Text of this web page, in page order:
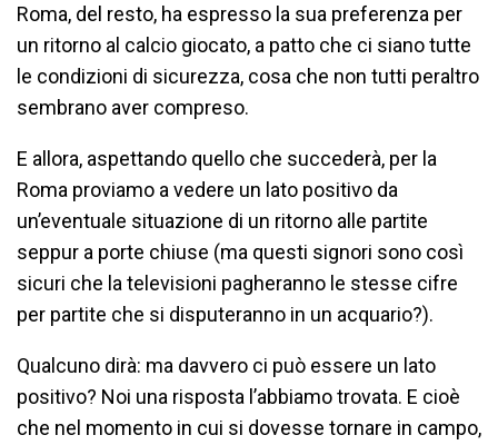
Roma, del resto, ha espresso la sua preferenza per
un ritorno al calcio giocato, a patto che ci siano tutte
le condizioni di sicurezza, cosa che non tutti peraltro
sembrano aver compreso.
E allora, aspettando quello che succederà, per la
Roma proviamo a vedere un lato positivo da
un’eventuale situazione di un ritorno alle partite
seppur a porte chiuse (ma questi signori sono così
sicuri che la televisioni pagheranno le stesse cifre
per partite che si disputeranno in un acquario?).
Qualcuno dirà: ma davvero ci può essere un lato
positivo? Noi una risposta l’abbiamo trovata. E cioè
che nel momento in cui si dovesse tornare in campo,